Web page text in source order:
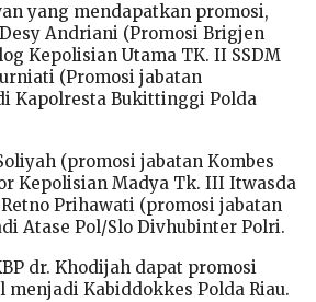
yang mendapatkan promosi,
Andriani (Promosi Brigjen
Kepolisian Utama TK. II SSDM
(Promosi jabatan
Kapolresta Bukittinggi Polda
(promosi jabatan Kombes
Kepolisian Madya Tk. III Itwasda
Retno Prihawati (promosi jabatan
Atase Pol/Slo Divhubinter Polri.
dr. Khodijah dapat promosi
menjadi Kabiddokkes Polda Riau.